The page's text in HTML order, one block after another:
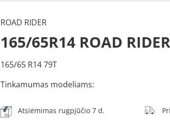
ROAD RIDER
165/65R14 ROAD
165/65 R14 79T
Tinkamumas modeliams:
Atsiėmimas rugpjūčio 7 d.